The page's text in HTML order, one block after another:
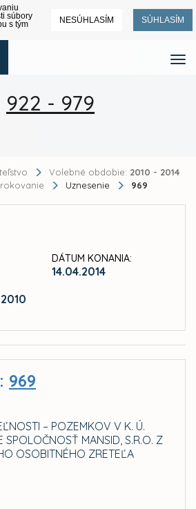
súbory
s tým
NESÚHLASÍM SÚHLASÍM
922 - 979
Volebné obdobie: 2010 - 2014
rokovanie Uznesenie 969
2010
DÁTUM KONANIA:
14.04.2014
969
– POZEMKOV V K. Ú.
SPOLOČNOSŤ MANSID, S.R.O. Z
OSOBITNÉHO ZRETEĽA